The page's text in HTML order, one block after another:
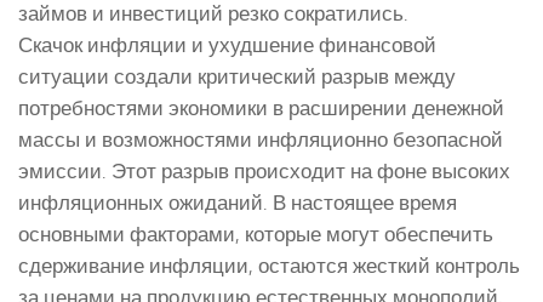
займов и инвестиций резко сократились.
Скачок инфляции и ухудшение финансовой
ситуации создали критический разрыв между
потребностями экономики в расширении денежной
массы и возможностями инфляционно безопасной
эмиссии. Этот разрыв происходит на фоне высоких
инфляционных ожиданий. В настоящее время
основными факторами, которые могут обеспечить
сдерживание инфляции, остаются жесткий контроль
за ценами на продукцию естественных монополий,